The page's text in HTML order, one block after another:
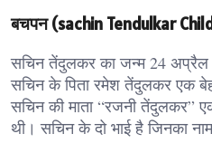
बचपन (sachin Tendulkar
सचिन तेंदुलकर का जन्म 24
सचिन के पिता रमेश तेंदुलकर एक
सचिन की माता “रजनी तेंदुलकर”
थी। सचिन के दो भाई है जिनका